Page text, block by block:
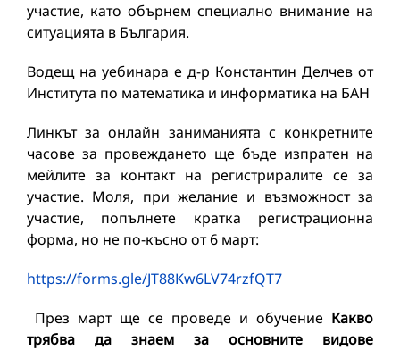
участие, като обърнем специално внимание на
ситуацията в България.
Водещ на уебинара е д-р Константин Делчев от
Института по математика и информатика на БАН
Линкът за онлайн заниманията с конкретните
часове за провеждането ще бъде изпратен на
мейлите за контакт на регистриралите се за
участие. Моля, при желание и възможност за
участие, попълнете кратка регистрационна
форма, но не по-късно от 6 март:
https://forms.gle/JT88Kw6LV74rzfQT7
През март ще се проведе и обучение Какво
трябва да знаем за основните видове